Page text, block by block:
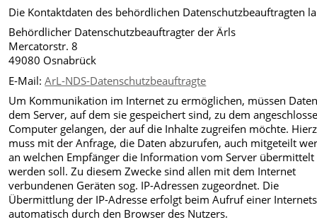
Die Kontaktdaten des behördlichen Datenschutzbeauftragten
Behördlicher Datenschutzbeauftragter der Ärls
Mercatorstr. 8
49080 Osnabrück
E-Mail:ArL-NDS-Datenschutzbeauftragte
Um Kommunikation im Internet zu ermöglichen, müssen
dem Server, auf dem sie gespeichert sind, zu dem
Computer gelangen, der auf die Inhalte zugreifen möchte.
muss mit der Anfrage, die Daten abzurufen, auch mitgeteilt
an welchen Empfänger die Information vom Server übermittelt
werden soll. Zu diesem Zwecke sind allen mit dem Internet
verbundenen Geräten sog. IP-Adressen zugeordnet. Die
Übermittlung der IP-Adresse erfolgt beim Aufruf einer
automatisch durch den Browser des Nutzers.